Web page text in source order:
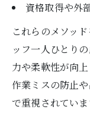
資格取得や外
これらのメソッ
ッフ一人ひとり
力や柔軟性が向
作業ミスの防止
で重視されていま